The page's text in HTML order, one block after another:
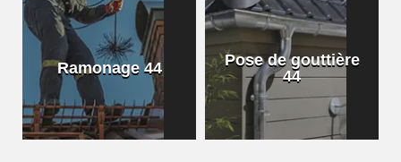
Ramonage 44
Pose de gouttière
44